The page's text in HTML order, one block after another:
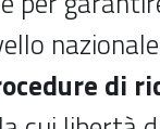
di